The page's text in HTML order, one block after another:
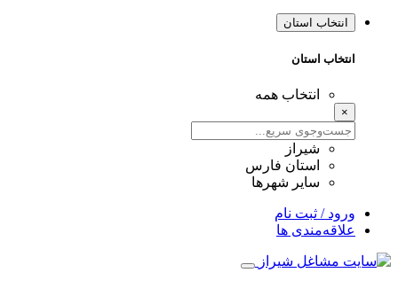
انتخاب استان
انتخاب استان
انتخاب همه
×
شیراز
استان فارس
سایر شهرها
ورود / ثبت نام
علاقه‌مندی ها